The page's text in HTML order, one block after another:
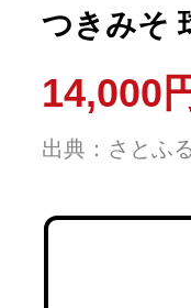
つきみそ
750g×6カ
14,000
出典：さとふ